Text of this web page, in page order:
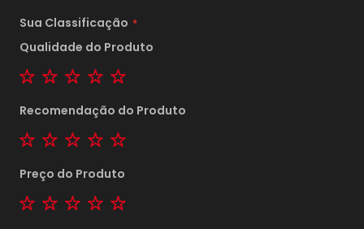
Sua Classificação
Qualidade do Produto
1 star2 stars3 stars4 stars
Recomendação do Produto
1 star2 stars3 stars4 stars
Preço do Produto
1 star2 stars3 stars4 stars